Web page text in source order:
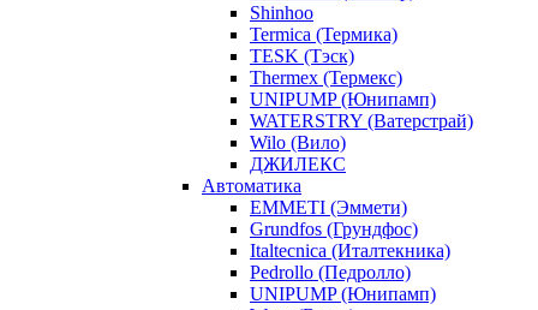
Shinhoo
Termica (Термика)
TESK (Тэск)
Thermex (Термекс)
UNIPUMP (Юнипамп)
WATERSTRY (Ватерстрай)
Wilo (Вило)
ДЖИЛЕКС
Автоматика
EMMETI (Эммети)
Grundfos (Грундфос)
Italtecnica (Италтекника)
Pedrollo (Педролло)
UNIPUMP (Юнипамп)